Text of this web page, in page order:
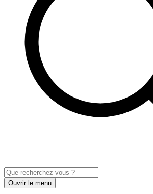
Ouvrir le menu